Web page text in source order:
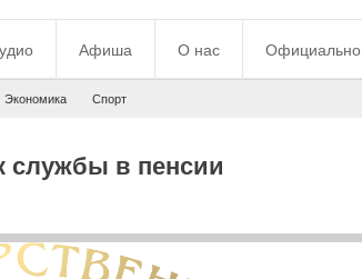
Афиша О нас Официально
Экономика Спорт
службы в пенсии